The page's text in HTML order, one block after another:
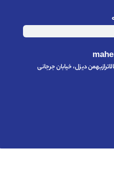
دیزل، خیابان جرجانی